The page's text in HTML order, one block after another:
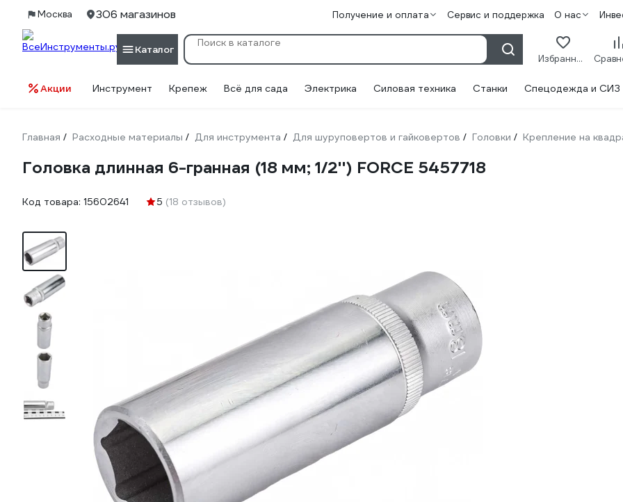
Москва 306 магазинов Получение и оплата Сервис и поддержка О нас
Каталог
Избранное
Акции Инструмент Крепеж Всё для сада Электрика Силовая техника Станки Спецодежда и СИЗ
Главная / Расходные материалы / Для инструмента / Для шуруповертов и гайковертов / Головки / Крепление на
Головка длинная 6-гранная (18 мм; 1/2'') FORCE 5457718
Код товара: 15602641 5 (18 отзывов)